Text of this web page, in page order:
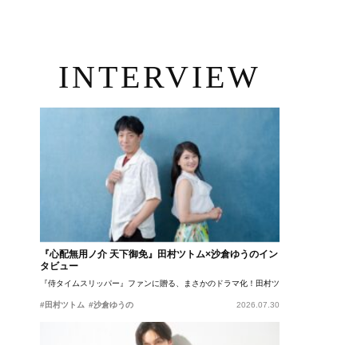
INTERVIEW
『心配無用ノ介 天下御免』田村ツトム×沙倉ゆうのイン
タビュー
『侍タイムスリッパー』ファンに贈る、まさかのドラマ化！田村ツトム×沙倉ゆうのが語
#田村ツトム #沙倉ゆうの 2026.07.30